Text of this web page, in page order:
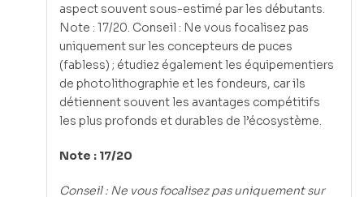
aspect souvent sous-estimé par les débutants.
Note : 17/20. Conseil : Ne vous focalisez pas
uniquement sur les concepteurs de puces
(fabless) ; étudiez également les équipementiers
de photolithographie et les fondeurs, car ils
détiennent souvent les avantages compétitifs
les plus profonds et durables de l’écosystème.
Note : 17/20
Conseil : Ne vous focalisez pas uniquement sur